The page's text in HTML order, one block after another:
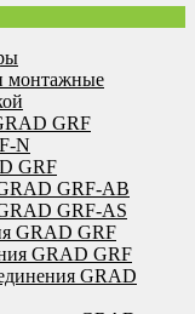
монтажные
GRF
N
GRF
GRF-AB
GRF-AS
GRAD GRF
GRAD GRF
GRAD